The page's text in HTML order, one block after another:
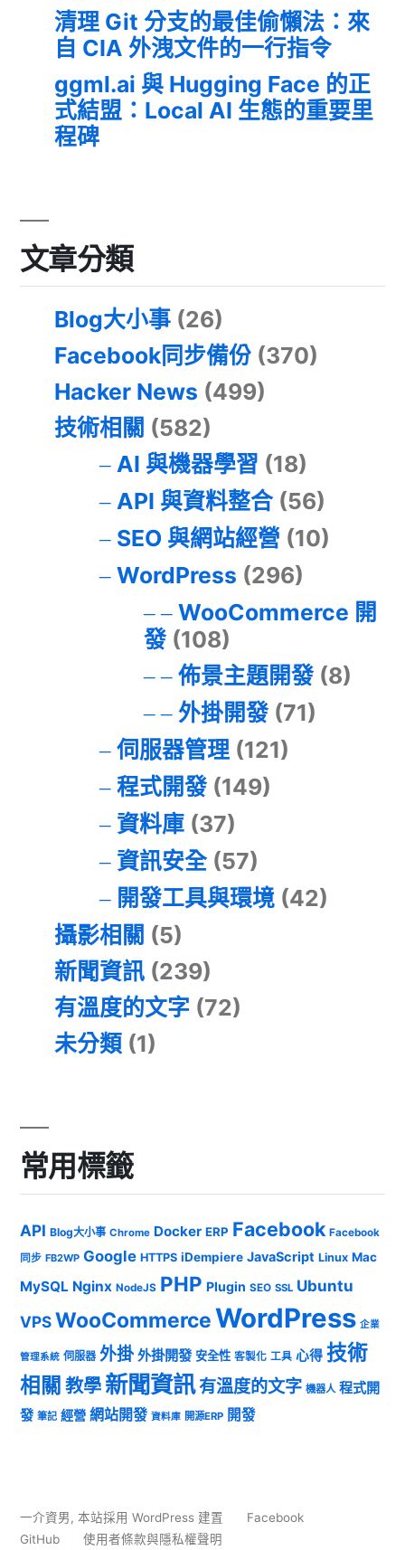
清理 Git 分支的最佳偷懶法：來
自 CIA 外洩文件的一行指令
ggml.ai 與 Hugging Face 的正
式結盟：Local AI 生態的重要里
程碑
文章分類
Blog大小事 (26)
Facebook同步備份 (370)
Hacker News (499)
技術相關 (582)
AI 與機器學習 (18)
API 與資料整合(56)
SEO 與網站經營 (10)
WordPress (296)
WooCommerce 開
發(108)
佈景主題開發(8)
外掛開發(71)
伺服器管理(121)
程式開發(149)
資料庫(37)
資訊安全(57)
開發工具與環境(42)
攝影相關 (5)
新聞資訊 (239)
有溫度的文字 (72)
未分類 (1)
常用標籤
API Blog大小事 Chrome Docker ERP Facebook Facebook
同步 FB2WP Google HTTPS iDempiere JavaScript Linux Mac
MySQL Nginx NodeJS PHP Plugin SEO SSL Ubuntu
VPSWooCommerceWordPress 企業
管理系統 伺服器 外掛 外掛開發 安全性 客製化 工具 心得 技術
相關 教學 新聞資訊有溫度的文字 機器人 程式開
發 筆記 經營 網站開發 資料庫 開源ERP 開發
一介資男, 本站採用 WordPress 建置
Facebook
GitHub
使用者條款與隱私權聲明